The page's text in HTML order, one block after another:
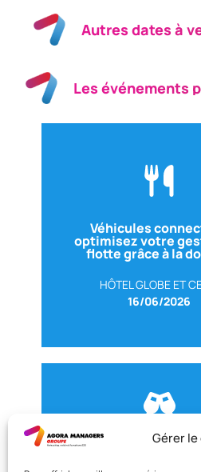
Gérer
Autres dates à
Les événements
Véhicules
optimisez votre
flotte grâce à la
HÔTEL GLOBE ET
16/06/2026
économique de